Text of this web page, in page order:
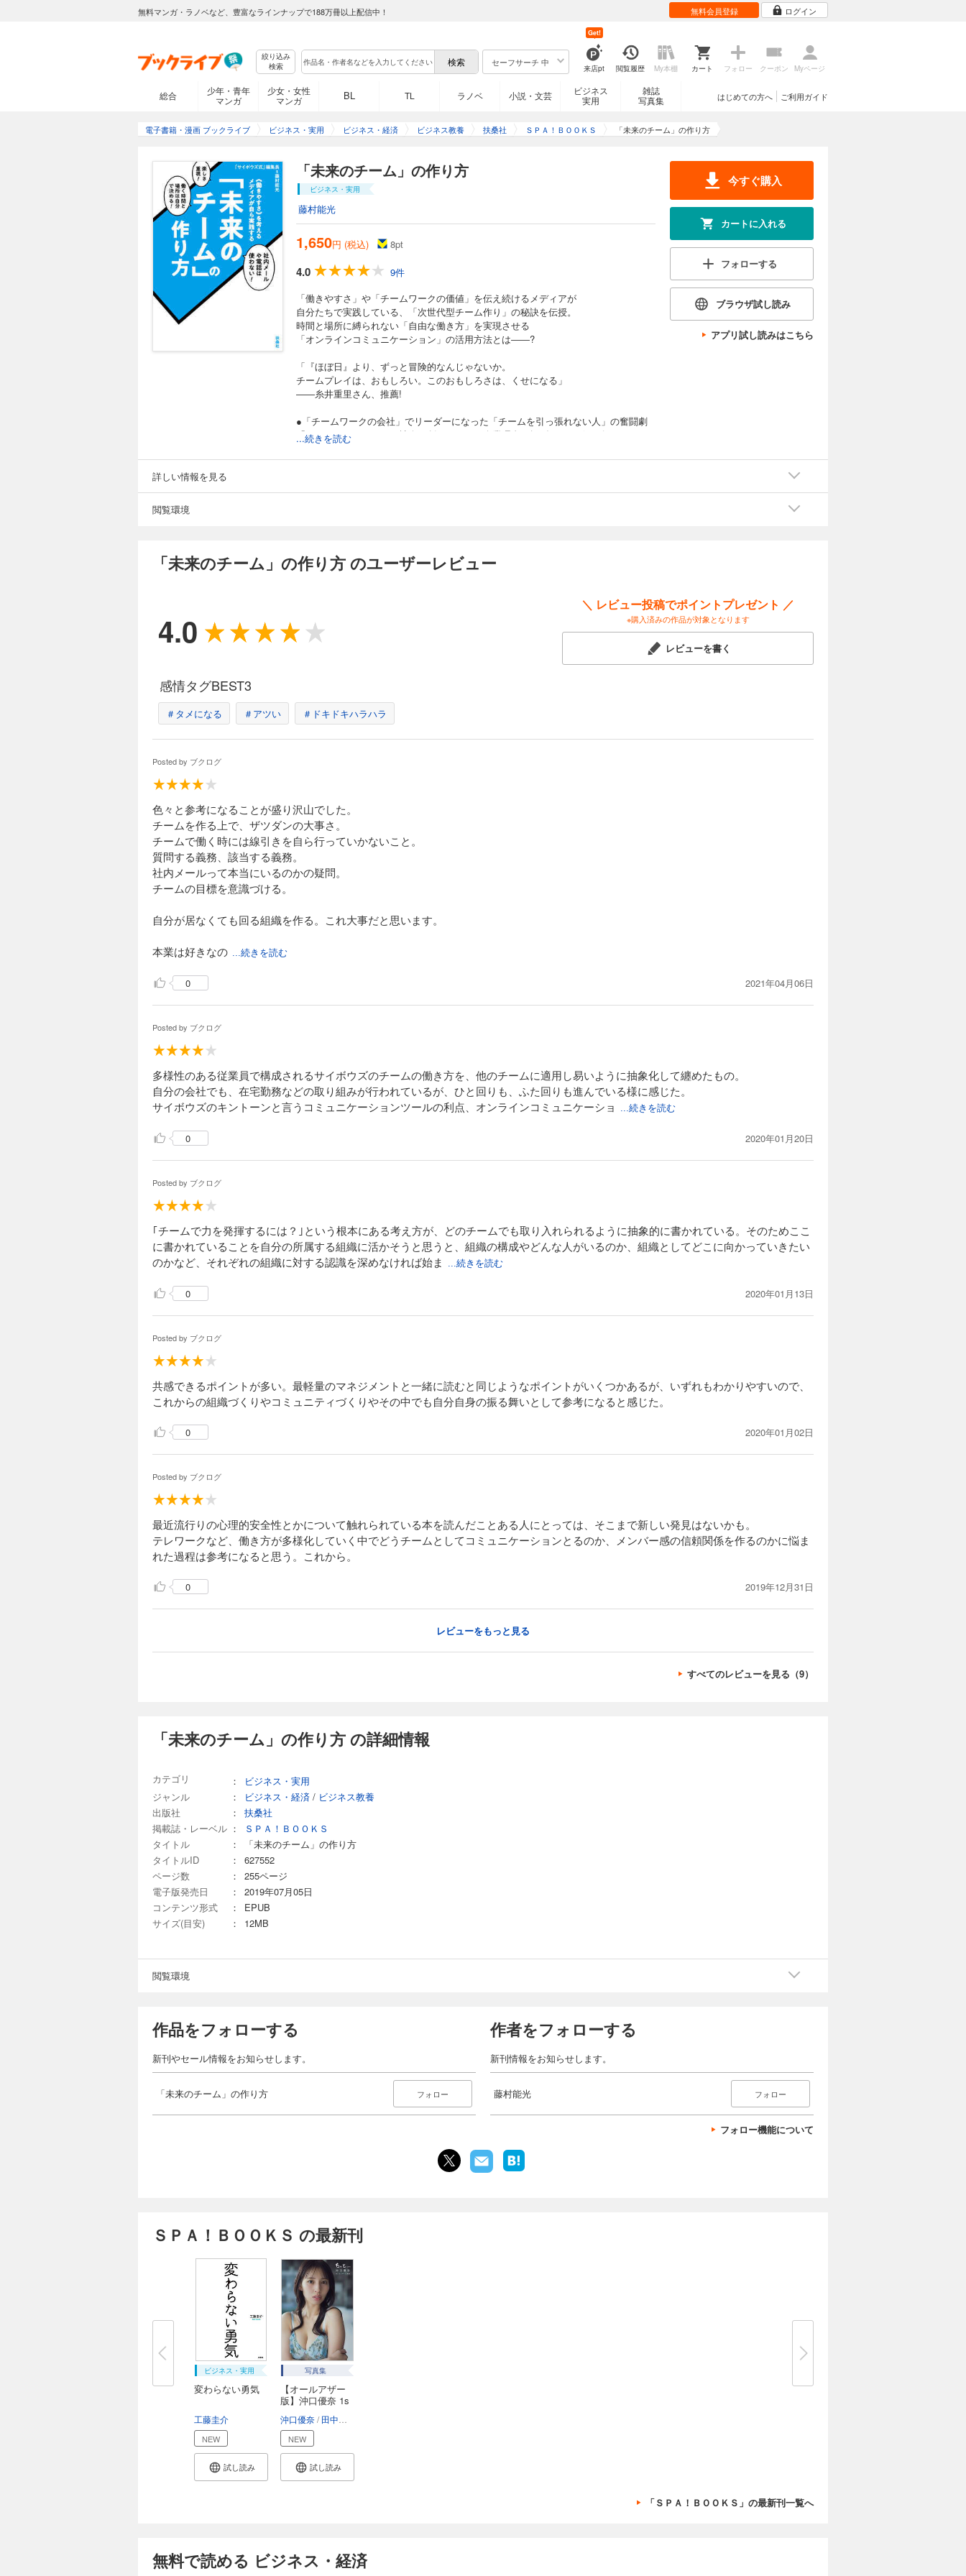
無料マンガ・ラノベなど、豊富なラインナップで188万冊以上配信中！ 無料会員登録 ログイン
絞り込み
検索
セーフサーチ 中
来店pt
Get!
閲覧履歴 My本棚 カート フォロー クーポン Myページ
総合
少年・青年
マンガ
少女・女性
マンガ
BL TL ラノベ 小説・文芸
ビジネス
実用
雑誌
写真集
ご利用ガイド
はじめての方へ
電子書籍・漫画 ブックライブ ビジネス・実用 ビジネス・経済 ビジネス教養 扶桑社 ＳＰＡ！ＢＯＯＫＳ 「未来のチーム」の作り方
「未来のチーム」の作り方
ビジネス・実用
藤村能光
1,650円 (税込) 8pt
4.0
9件
「働きやすさ」や「チームワークの価値」を伝え続けるメディアが
自分たちで実践している、「次世代型チーム作り」の秘訣を伝授。
時間と場所に縛られない「自由な働き方」を実現させる
「オンラインコミュニケーション」の活用方法とは――?
「『ほぼ日』より、ずっと冒険的なんじゃないか。
チームプレイは、おもしろい。このおもしろさは、くせになる」
――糸井重里さん、推薦!
●「チームワークの会社」でリーダーになった「チームを引っ張れない人」の奮闘劇
「チームワークあふれる社会を創る」という企業理念を掲げるサイボウズ。
その価値観を伝え、同社のブランドイメージ向上に大きく貢献してきたのが
オウンドメディア「サイボウズ式」です。
「チームワークの会社」とも呼ばれる同社で編集長(=リーダー)になった
感。
リーダーとして数々の失敗も経験しながら
●時間と場所に縛られない「未来の働き方」を実現するチーム
社員が自由に働き方を選べるサイボウズでは、
働き方もチームに対するコミット度合いも、自然とバラバラになります。
――。
藤村氏が出した答えは「オンラインコミュニケーション」を“フル活用” することでし
藤村氏は「ツールを使った仕事の仕組み化」で解決していきました。
本書はサイボウズという「未来のチームのあり方」を模索する会社の中で
「自由なのにヒットを生むチーム」を作った藤村氏のノウハウを凝縮した本です。
メール中心から、Slackなどチーム内情報共有ツールが多彩になる中で起こる
す。
そんなとき、僕らが挑戦し続けてきた『未来のチーム』作りの経験が、
何かしらの形で参考になれば嬉しいです」(本書より)
...続きを読む
今すぐ購入
カートに入れる
フォローする
ブラウザ試し読み
アプリ試し読みはこちら
詳しい情報を見る
閲覧環境
「未来のチーム」の作り方 のユーザーレビュー
4.0
＼ レビュー投稿でポイントプレゼント ／
※購入済みの作品が対象となります
レビューを書く
感情タグBEST3
＃タメになる ＃アツい ＃ドキドキハラハラ
Posted by ブクログ
色々と参考になることが盛り沢山でした。
チームを作る上で、ザツダンの大事さ。
チームで働く時には線引きを自ら行っていかないこと。
質問する義務、該当する義務。
社内メールって本当にいるのかの疑問。
チームの目標を意識づける。
自分が居なくても回る組織を作る。これ大事だと思います。
本業は好きなの ...続きを読む
0 2021年04月06日
Posted by ブクログ
多様性のある従業員で構成されるサイボウズのチームの働き方を、他のチームに適用し易いように抽象化して纏めたもの。
自分の会社でも、在宅勤務などの取り組みが行われているが、ひと回りも、ふた回りも進んでいる様に感じた。
サイボウズのキントーンと言うコミュニケーションツールの利点、オンラインコミュニケーショ
...続きを読む
0 2020年01月20日
Posted by ブクログ
｢チームで力を発揮するには？｣という根本にある考え方が、どのチームでも取り入れられるように抽象的に書かれている。そのためここ
に書かれていることを自分の所属する組織に活かそうと思うと、組織の構成やどんな人がいるのか、組織としてどこに向かっていきたい
のかなど、それぞれの組織に対する認識を深めなければ始ま
...続きを読む
0 2020年01月13日
Posted by ブクログ
共感できるポイントが多い。最軽量のマネジメントと一緒に読むと同じようなポイントがいくつかあるが、いずれもわかりやすいので、
これからの組織づくりやコミュニティづくりやその中でも自分自身の振る舞いとして参考になると感じた。
0 2020年01月02日
Posted by ブクログ
最近流行りの心理的安全性とかについて触れられている本を読んだことある人にとっては、そこまで新しい発見はないかも。
テレワークなど、働き方が多様化していく中でどうチームとしてコミュニケーションとるのか、メンバー感の信頼関係を作るのかに悩ま
れた過程は参考になると思う。これから。
0 2019年12月31日
レビューをもっと見る
すべてのレビューを見る（9）
「未来のチーム」の作り方 の詳細情報
カテゴリ ：
ビジネス・実用
ジャンル
： ビジネス・経済 / ビジネス教養
出版社
：
扶桑社
掲載誌・レーベル ：
ＳＰＡ！ＢＯＯＫＳ
タイトル
：
「未来のチーム」の作り方
タイトルID
：
627552
ページ数
：
255ページ
電子版発売日
：
2019年07月05日
コンテンツ形式
：
EPUB
サイズ(目安)
： 12MB
閲覧環境
作品をフォローする
新刊やセール情報をお知らせします。
「未来のチーム」の作り方 フォロー
作者をフォローする
新刊情報をお知らせします。
藤村能光 フォロー
フォロー機能について
ＳＰＡ！ＢＯＯＫＳ の最新刊
ビジネス・実用
変わらない勇気
工藤圭介
NEW
試し読み
写真集
【オールアザー
版】沖口優奈 1s
沖口優奈 田中智久
NEW
試し読み
「ＳＰＡ！ＢＯＯＫＳ」の最新刊一覧へ
無料で読める ビジネス・経済